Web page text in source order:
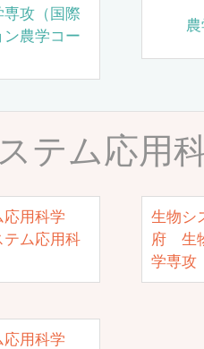
攻（国際
ン農学コー
テム応用
用科学
ム応用科
生物シ
府 生
学専攻
用科学